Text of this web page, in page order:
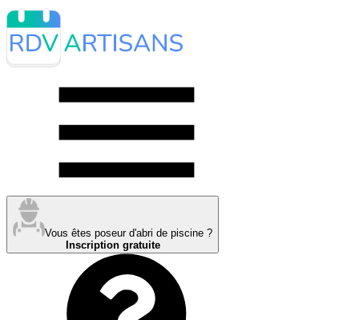
Vous êtes poseur d'abri de piscine ?
Inscription gratuite